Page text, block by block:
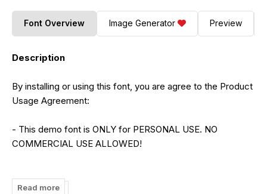
Font Overview Image Generator Preview
Description
By installing or using this font, you are agree to the Product
Usage Agreement:
- This demo font is ONLY for PERSONAL USE. NO
COMMERCIAL USE ALLOWED!
license:
Read more